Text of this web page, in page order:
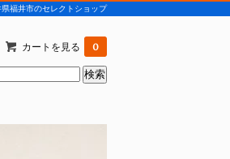
福井市のセレクトショップ
カートを見る 0